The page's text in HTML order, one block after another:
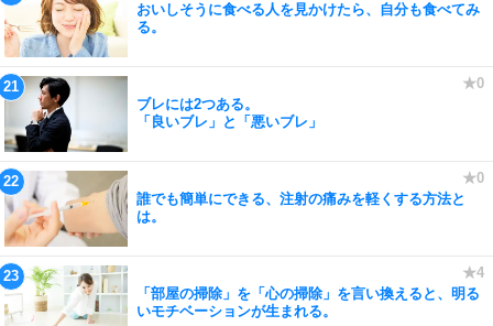
おいしそうに食べる人を見かけたら、自分も食べてみ
る。
ブレには2つある。
「良いブレ」と「悪いブレ」
誰でも簡単にできる、注射の痛みを軽くする方法と
は。
「部屋の掃除」を「心の掃除」を言い換えると、明る
いモチベーションが生まれる。